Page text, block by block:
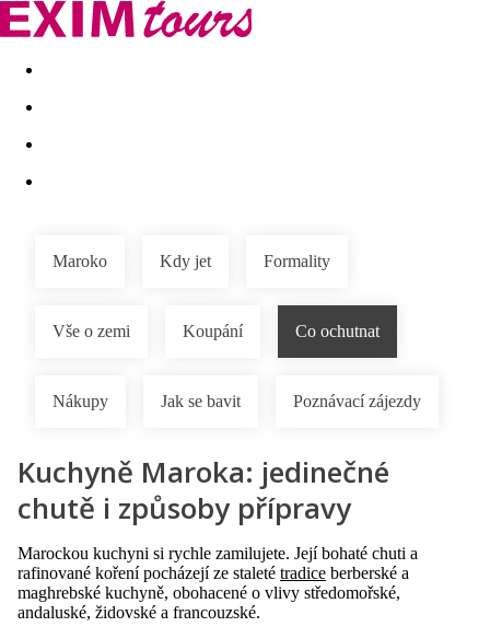
Akční nabídky Last minute
Maroko Kdy jet Formality
Vše o zemi Koupání Co ochutnat
Nákupy Jak se bavit Poznávací zájezdy
Kuchyně Maroka: jedinečné
chutě i způsoby přípravy
Marockou kuchyni si rychle zamilujete. Její bohaté chuti a
rafinované koření pocházejí ze staleté tradice berberské a
maghrebské kuchyně, obohacené o vlivy středomořské,
andaluské, židovské a francouzské.